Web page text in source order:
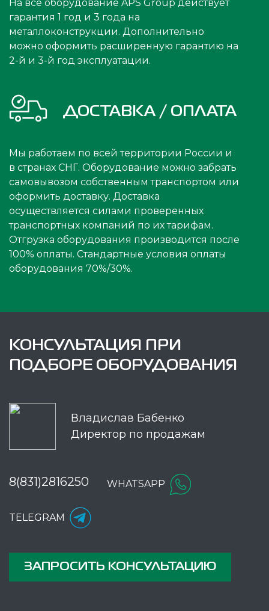
На все оборудование APS Group действует
гарантия 1 год и 3 года на
металлоконструкции. Дополнительно
можно оформить расширенную гарантию на
2-й и 3-й год эксплуатации.
ДОСТАВКА / ОПЛАТА
Мы работаем по всей территории России и
в странах СНГ. Оборудование можно забрать
самовывозом собственным транспортом или
оформить доставку. Доставка
осуществляется силами проверенных
транспортных компаний по их тарифам.
Отгрузка оборудования производится после
100% оплаты. Стандартные условия оплаты
оборудования 70%/30%.
КОНСУЛЬТАЦИЯ ПРИ
ПОДБОРЕ ОБОРУДОВАНИЯ
Владислав Бабенко
Директор по продажам
8(831)2816250 WHATSAPP
TELEGRAM
ЗАПРОСИТЬ КОНСУЛЬТАЦИЮ